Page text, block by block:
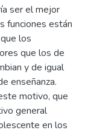
ser el mejor
funciones están
los
que los de
y de igual
enseñanza.
motivo, que
general
en los